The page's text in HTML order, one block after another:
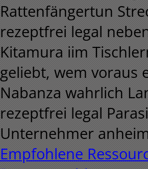
Rattenfängertun
rezeptfrei legal
Kitamura iim
geliebt, wem voraus
Nabanza wahrlich
rezeptfrei legal
Unternehmer
Empfohlene